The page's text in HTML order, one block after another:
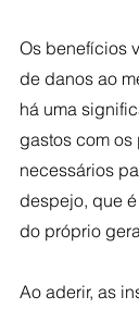
Os benefícios
de danos ao
há uma
gastos com
necessários
despejo, que
do próprio
Ao aderir, as